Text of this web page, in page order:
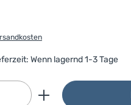
Wenn lagernd 1-3 Tage
Gib den